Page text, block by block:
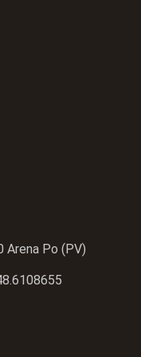
Arena Po (PV)